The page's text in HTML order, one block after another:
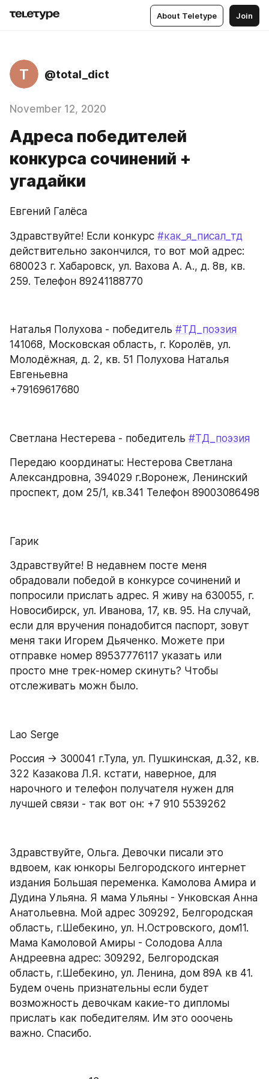
About Teletype Join
T @total_dict
November 12, 2020
Адреса победителей
конкурса сочинений +
угадайки
Евгений Галёса
Здравствуйте! Если конкурс #как_я_писал_тд
действительно закончился, то вот мой адрес:
680023 г. Хабаровск, ул. Вахова А. А., д. 8в, кв.
259. Телефон 89241188770
Наталья Полухова - победитель #ТД_поэзия
141068, Московская область, г. Королёв, ул.
Молодёжная, д. 2, кв. 51 Полухова Наталья
Евгеньевна
+79169617680
Светлана Нестерева - победитель #ТД_поэзия
Передаю координаты: Нестерова Светлана
Александровна, 394029 г.Воронеж, Ленинский
проспект, дом 25/1, кв.341 Телефон 89003086498
Гарик
Здравствуйте! В недавнем посте меня
обрадовали победой в конкурсе сочинений и
попросили прислать адрес. Я живу на 630055, г.
Новосибирск, ул. Иванова, 17, кв. 95. На случай,
если для вручения понадобится паспорт, зовут
меня таки Игорем Дьяченко. Можете при
отправке номер 89537776117 указать или
просто мне трек-номер скинуть? Чтобы
отслеживать можн было.
Lao Serge
Россия → 300041 г.Тула, ул. Пушкинская, д.32, кв.
322 Казакова Л.Я. кстати, наверное, для
нарочного и телефон получателя нужен для
лучшей связи - так вот он: +7 910 5539262
Здравствуйте, Ольга. Девочки писали это
вдвоем, как юнкоры Белгородского интернет
издания Большая переменка. Камолова Амира и
Дудина Ульяна. Я мама Ульяны - Унковская Анна
Анатольевна. Мой адрес 309292, Белгородская
область, г.Шебекино, ул. Н.Островского, дом11.
Мама Камоловой Амиры - Солодова Алла
Андреевна адрес: 309292, Белгородская
область, г.Шебекино, ул. Ленина, дом 89А кв 41.
Будем очень признательны если будет
возможность девочкам какие-то дипломы
прислать как победителям. Им это ооочень
важно. Спасибо.